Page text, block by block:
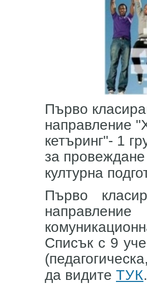
Първо
направление
кетъринг"- 1
за
културна
Първо
Списък с 9
да видите ТУК.